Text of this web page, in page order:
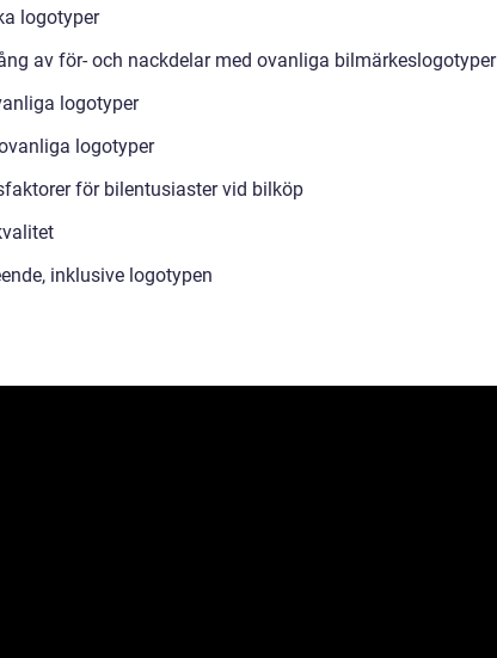
logotyper
av för- och nackdelar med ovanliga bilmärkeslogotyper
logotyper
logotyper
för bilentusiaster vid bilköp
inklusive logotypen